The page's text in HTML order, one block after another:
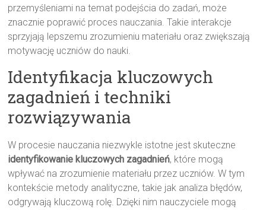
przemyśleniami na temat podejścia do zadań, może
znacznie poprawić proces nauczania. Takie interakcje
sprzyjają lepszemu zrozumieniu materiału oraz zwiększają
motywację uczniów do nauki.
Identyfikacja kluczowych
zagadnień i techniki
rozwiązywania
W procesie nauczania niezwykle istotne jest skuteczne
identyfikowanie kluczowych zagadnień, które mogą
wpływać na zrozumienie materiału przez uczniów. W tym
kontekście metody analityczne, takie jak analiza błędów,
odgrywają kluczową rolę. Dzięki nim nauczyciele mogą